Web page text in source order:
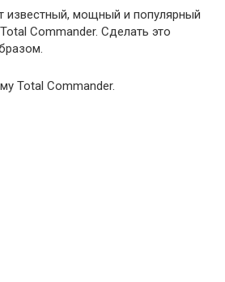
известный, мощный и популярный
Commander. Сделать это
Total Commander.